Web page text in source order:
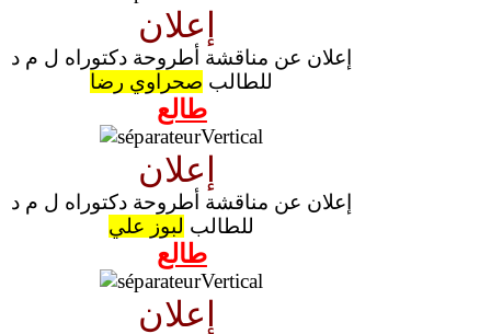
إعلان عن مناقشة أطروحة دكتوراه ل م د
للطالب صحراوي رضا
طالع
إعلان عن مناقشة أطروحة دكتوراه ل م د
للطالب لبوز علي
طالع